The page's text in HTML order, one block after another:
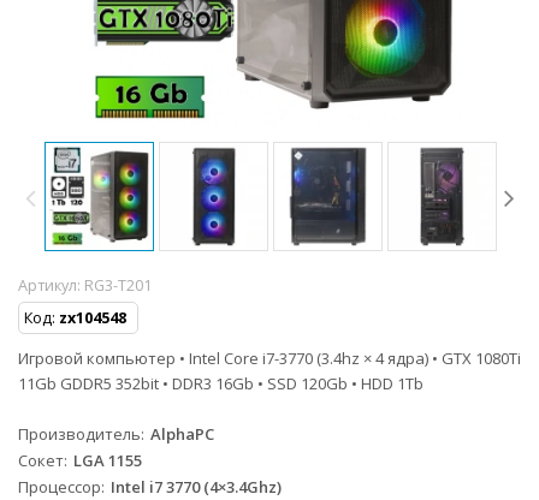
Артикул: RG3-T201
Код: zx104548
Игровой компьютер • Intel Core i7-3770 (3.4hz × 4 ядра) • GTX 1080Ti
11Gb GDDR5 352bit • DDR3 16Gb • SSD 120Gb • HDD 1Tb
Производитель AlphaPC
Сокет LGA 1155
Процессор Intel i7 3770 (4×3.4Ghz)